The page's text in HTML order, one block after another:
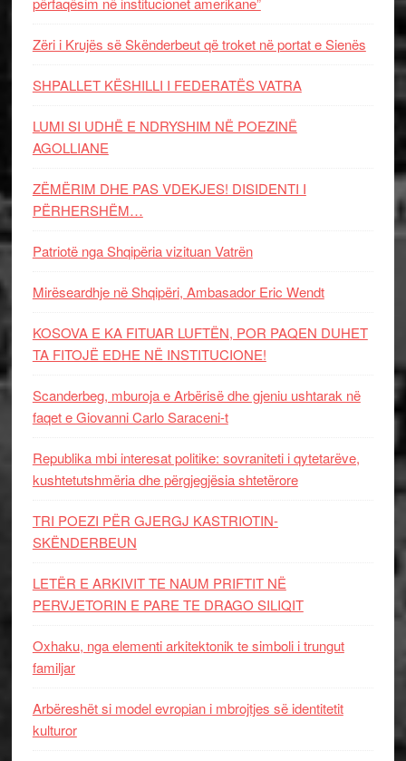
Zëri i Krujës së Skënderbeut që troket në portat e Sienës
SHPALLET KËSHILLI I FEDERATËS VATRA
LUMI SI UDHË E NDRYSHIM NË POEZINË
AGOLLIANE
ZËMËRIM DHE PAS VDEKJES! DISIDENTI I
PËRHERSHËM…
Patriotë nga Shqipëria vizituan Vatrën
Mirëseardhje në Shqipëri, Ambasador Eric Wendt
KOSOVA E KA FITUAR LUFTËN, POR PAQEN DUHET
TA FITOJË EDHE NË INSTITUCIONE!
Scanderbeg, mburoja e Arbërisë dhe gjeniu ushtarak në
faqet e Giovanni Carlo Saraceni-t
Republika mbi interesat politike: sovraniteti i qytetarëve,
kushtetutshmëria dhe përgjegjësia shtetërore
TRI POEZI PËR GJERGJ KASTRIOTIN-
SKËNDERBEUN
LETËR E ARKIVIT TE NAUM PRIFTIT NË
PERVJETORIN E PARE TE DRAGO SILIQIT
Oxhaku, nga elementi arkitektonik te simboli i trungut
familjar
Arbëreshët si model evropian i mbrojtjes së identitetit
kulturor